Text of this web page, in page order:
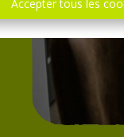
Accepter tous les